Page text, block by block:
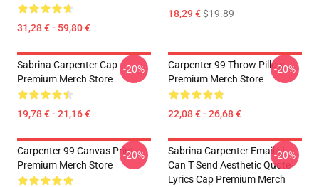
31,28 € - 59,80 €
18,29 €$19.89
Sabrina Carpenter Cap
Premium Merch Store
19,78 € - 21,16 €
-20%
Carpenter 99 Throw Pillow
Premium Merch Store
22,08 € - 26,68 €
-20%
Carpenter 99 Canvas Print
Premium Merch Store
-20%
Sabrina Carpenter Emails I
Can T Send Aesthetic Quote
Lyrics Cap Premium Merch
-20%